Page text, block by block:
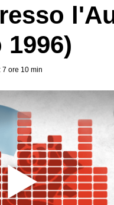
7 ore 10 min